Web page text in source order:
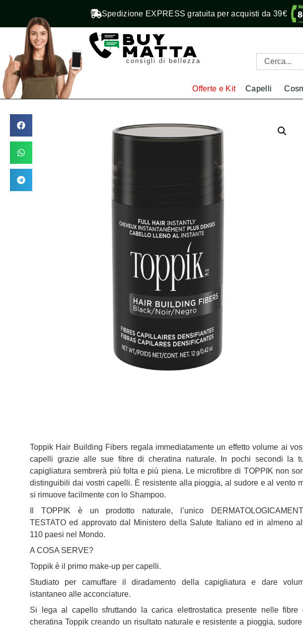
Spedizione EXPRESS gratuita per acquisti da 39€
consigli di bellezza
Offerte e Kit Capelli
Toppik Hair Building Fibers regala immediatamente un effetto volume ai
capelli grazie alle sue fibre di cheratina naturale. In pochi secondi la
capigliatura sembrerà più folta e più piena. Le microfibre di TOPPIK non
distinguibili dai vostri capelli. È resistente alla pioggia, al sudore e al vento
si rimuove facilmente con lo Shampoo.
Il TOPPIK è un prodotto naturale, l’unico
TESTATO ed approvato dal Ministero della Salute Italiano ed in almeno
110 paesi nel Mondo.
A COSA SERVE?
Toppik è il primo make-up per capelli.
Studiato per camuffare il diradamento della capigliatura e dare
istantaneo alle acconciature.
Si lega al capello sfruttando la carica elettrostatica presente nelle fibre
cheratina Toppik creando un risultato naturale e resistente a pioggia,